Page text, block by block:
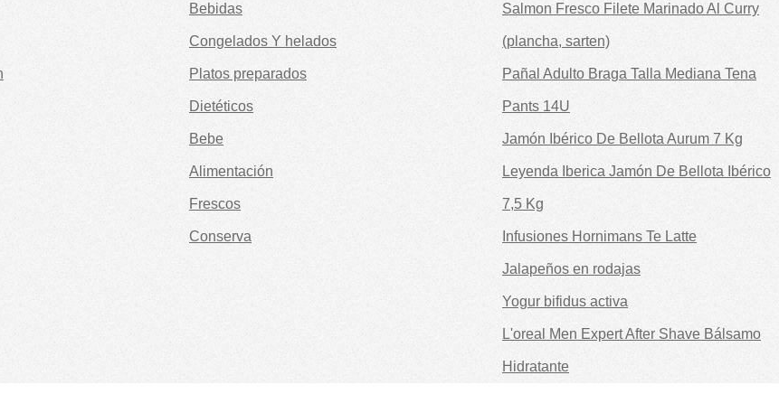
Bebidas
Congelados Y helados
Platos preparados
Dietéticos
Bebe
Alimentación
Frescos
Conserva
Salmon Fresco Filete Marinado Al Curry
(plancha, sarten)
Pañal Adulto Braga Talla Mediana Tena
Pants 14U
Jamón Ibérico De Bellota Aurum 7 Kg
Leyenda Iberica Jamón De Bellota Ibérico
7,5 Kg
Infusiones Hornimans Te Latte
Jalapeños en rodajas
Yogur bifidus activa
L'oreal Men Expert After Shave Bálsamo
Hidratante